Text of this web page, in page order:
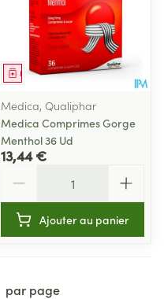
Médicament
Medica, Qualiphar
Medica Comprimes Gorge
Menthol 36 Ud
13,44 €
Ajouter au panier
par page